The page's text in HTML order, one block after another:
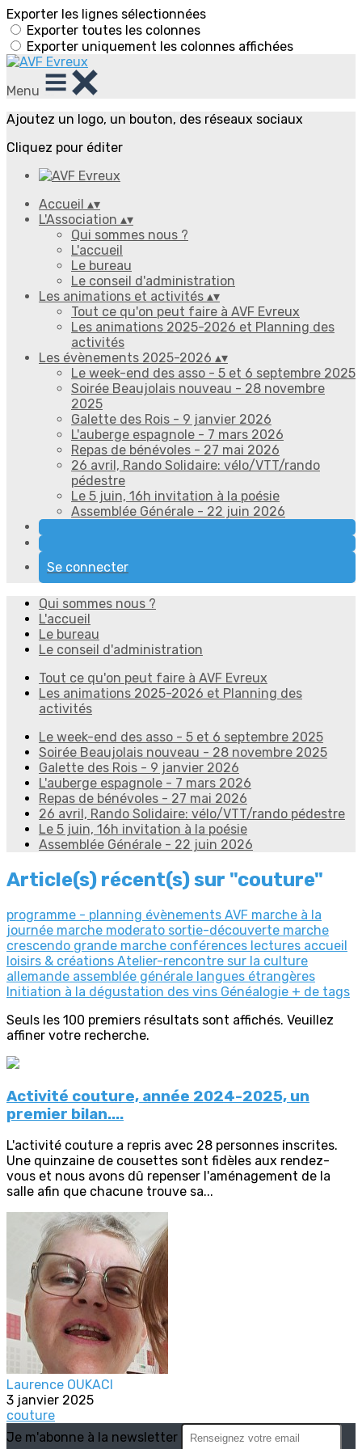
Exporter les lignes sélectionnées
Exporter toutes les colonnes
Exporter uniquement les colonnes affichées
Menu
Ajoutez un logo, un bouton, des réseaux sociaux
Cliquez pour éditer
Accueil ▴▾
L'Association ▴▾
Qui sommes nous ?
L'accueil
Le bureau
Le conseil d'administration
Les animations et activités ▴▾
Tout ce qu'on peut faire à AVF Evreux
Les animations 2025-2026 et Planning des
activités
Les évènements 2025-2026 ▴▾
Le week-end des asso - 5 et 6 septembre 2025
Soirée Beaujolais nouveau - 28 novembre
2025
Galette des Rois - 9 janvier 2026
L'auberge espagnole - 7 mars 2026
Repas de bénévoles - 27 mai 2026
26 avril, Rando Solidaire: vélo/VTT/rando
pédestre
Le 5 juin, 16h invitation à la poésie
Assemblée Générale - 22 juin 2026
Se connecter
Qui sommes nous ?
L'accueil
Le bureau
Le conseil d'administration
Tout ce qu'on peut faire à AVF Evreux
Les animations 2025-2026 et Planning des
activités
Le week-end des asso - 5 et 6 septembre 2025
Soirée Beaujolais nouveau - 28 novembre 2025
Galette des Rois - 9 janvier 2026
L'auberge espagnole - 7 mars 2026
Repas de bénévoles - 27 mai 2026
26 avril, Rando Solidaire: vélo/VTT/rando pédestre
Le 5 juin, 16h invitation à la poésie
Assemblée Générale - 22 juin 2026
Article(s) récent(s) sur "couture"
programme - planning évènements AVF marche à la
journée marche moderato sortie-découverte marche
crescendo grande marche conférences lectures accueil
loisirs & créations Atelier-rencontre sur la culture
allemande assemblée générale langues étrangères
Initiation à la dégustation des vins Généalogie + de tags
Seuls les 100 premiers résultats sont affichés. Veuillez
affiner votre recherche.
Activité couture, année 2024-2025, un
premier bilan....
L'activité couture a repris avec 28 personnes inscrites.
Une quinzaine de cousettes sont fidèles aux rendez-
vous et nous avons dû repenser l'aménagement de la
salle afin que chacune trouve sa...
Laurence OUKACI
3 janvier 2025
couture
Je m'abonne à la newsletter